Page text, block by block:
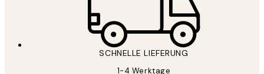
SCHNELLE LIEFERUNG
1-4 Werktage